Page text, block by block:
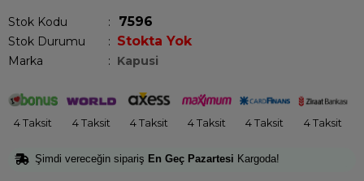
Stok Kodu 7596
Stok Durumu : Stokta Yok
Marka : Kapusi
4 Taksit 4 Taksit 4 Taksit 4 Taksit 4 Taksit 4 Taksit
Şimdi vereceğin sipariş En Geç Pazartesi Kargoda!